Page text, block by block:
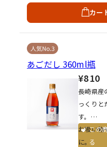
・お
0～11
・煮
～7
カー
あごだし 360ml瓶
¥810
長崎県産
っくりと
す。
お吸い物
に。
この
る